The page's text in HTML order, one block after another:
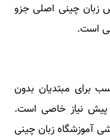
زبان چینی اصلی جزو
است.
برای مبتدیان بدون
پیش نیاز خاصی است.
آموزشگاه زبان چینی